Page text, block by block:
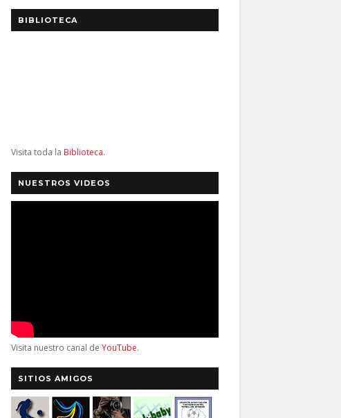
BIBLIOTECA
Visita toda la Biblioteca.
NUESTROS VIDEOS
Visita nuestro canal de YouTube.
SITIOS AMIGOS